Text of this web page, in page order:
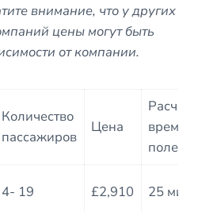
внимание, что у других
цены могут быть
от компании.
Количество
пассажиров
Цена
время
полета
4- 19 £2,910 25 мин